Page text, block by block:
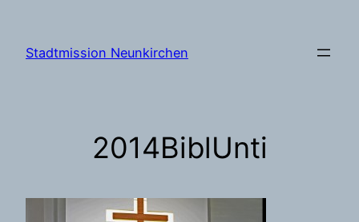
springen
Stadtmission Neunkirchen
2014BiblUnti